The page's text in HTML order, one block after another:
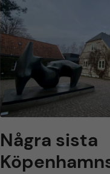
Några sista